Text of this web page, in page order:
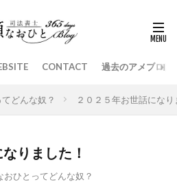
CONTACT 過去のアメブロは
どんな奴？ ２０２５年お世話にな
りました！
おひとってどんな奴？